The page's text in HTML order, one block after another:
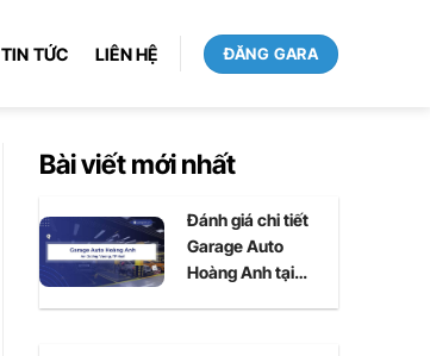
TIN TỨC LIÊN HỆ ĐĂNG GARA
Bài viết mới nhất
Đánh giá chi tiết
Garage Auto
Hoàng Anh tại